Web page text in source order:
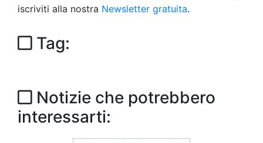
iscriviti alla nostra Newsletter gratuita.
Tag:
Notizie che potrebbero
interessarti: